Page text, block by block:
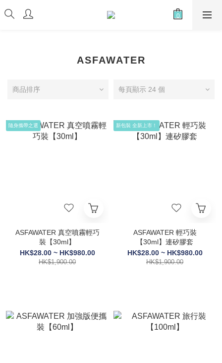
ASFAWATER
商品排序 每頁顯示 24 個
隨身攜帶之選
ASFAWATER 真空噴霧輕巧
裝【30ml】
HK$28.00 ~ HK$980.00
HK$1,900.00
新包裝 全新上市！
ASFAWATER 輕巧裝
【30ml】連矽膠套
HK$28.00 ~ HK$980.00
HK$1,900.00